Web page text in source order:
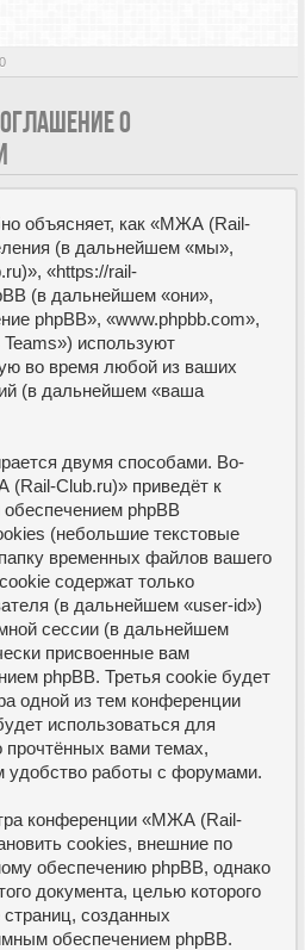
О
объясняет, как «МЖА (Rail-
(в дальнейшем «мы»,
«https://rail-
(в дальнейшем «они»,
phpBB», «www.phpbb.com»,
используют
во время любой из ваших
(в дальнейшем «ваша
двумя способами. Во-
Club.ru)» приведёт к
phpBB
(небольшие текстовые
временных файлов вашего
содержат только
(в дальнейшем «user-id»)
сессии (в дальнейшем
присвоенные вам
phpBB. Третья cookie будет
одной из тем конференции
использоваться для
вами темах,
удобство работы с форумами.
конференции «МЖА (Rail-
cookies, внешние по
обеспечению phpBB, однако
документа, целью которого
созданных
обеспечением phpBB.